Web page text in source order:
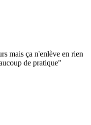
mais ça n'enlève en rien
de pratique"